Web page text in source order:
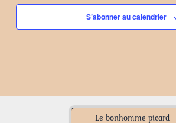
S’abonner au calendrier
Le bonhomme picard